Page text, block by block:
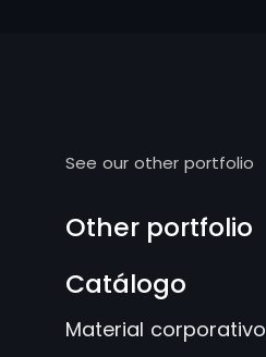
See our other portfolio
Other portfolio
Catálogo
Material corporativo